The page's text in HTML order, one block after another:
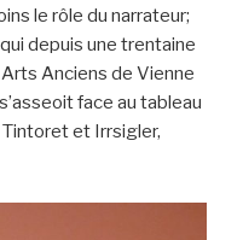
le rôle du narrateur;
depuis une trentaine
Anciens de Vienne
face au tableau
Tintoret et Irrsigler,